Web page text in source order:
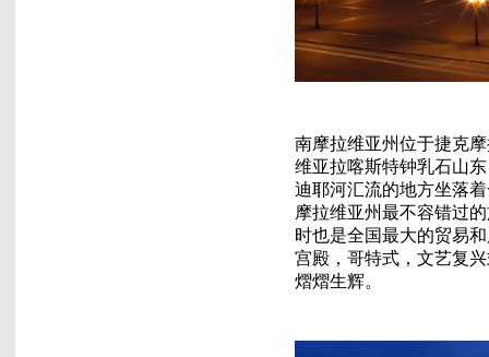
南摩拉维亚州位于捷克
维亚拉喀斯特钟乳石山
迪耶河汇流的地方坐落
摩拉维亚州最不容错过
时也是全国最大的贸易
宫殿，哥特式，文艺复
熠熠生辉。